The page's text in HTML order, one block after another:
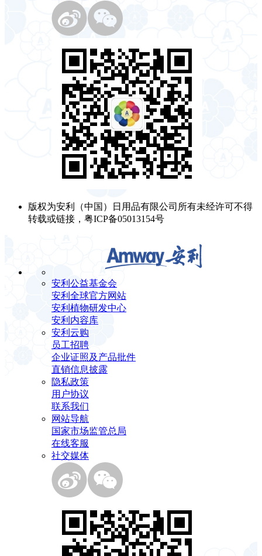
版权为安利（中国）日用品有限公司所有未经许可不得
转载或链接，粤ICP备05013154号
安利公益基金会
安利全球官方网站
安利植物研发中心
安利内容库
安利云购
员工招聘
企业证照及产品批件
直销信息披露
隐私政策
用户协议
联系我们
网站导航
国家市场监管总局
在线客服
社交媒体